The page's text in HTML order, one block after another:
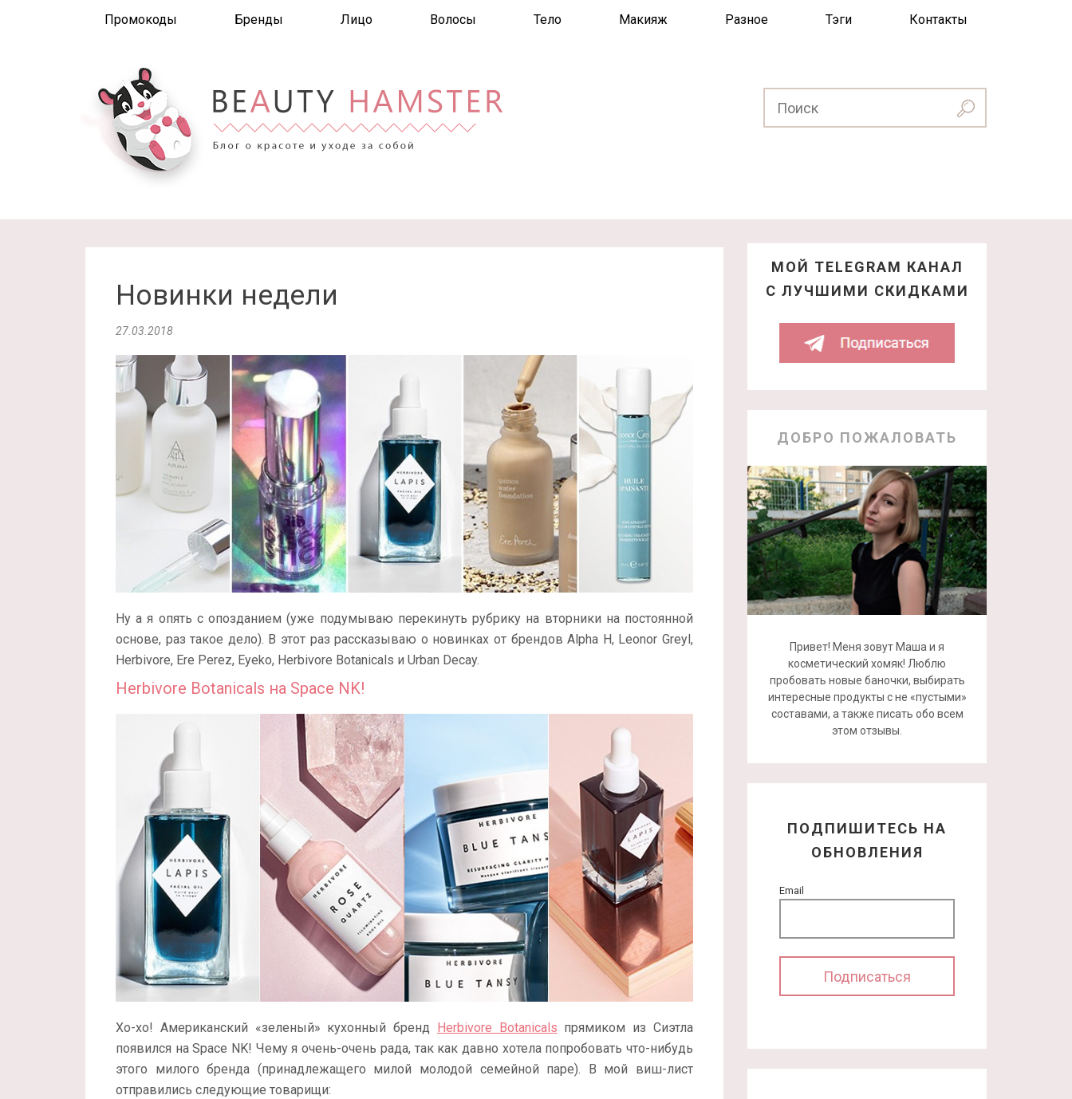
Промокоды Бренды Лицо Волосы Тело Макияж Разное Тэги Контакты
Новинки недели
27.03.2018
Ну а я опять с опозданием (уже подумываю перекинуть рубрику на вторники на постоянной
основе, раз такое дело). В этот раз рассказываю о новинках от брендов Alpha H, Leonor Greyl,
Herbivore, Ere Perez, Eyeko, Herbivore Botanicals и Urban Decay.
Herbivore Botanicals на Space NK!
Хо-хо! Американский «зеленый» кухонный бренд Herbivore Botanicals прямиком из Сиэтла
появился на Space NK! Чему я очень-очень рада, так как давно хотела попробовать что-нибудь
этого милого бренда (принадлежащего милой молодой семейной паре). В мой виш-лист
отправились следующие товарищи:
МОЙ TELEGRAM КАНАЛ
С ЛУЧШИМИ СКИДКАМИ
ДОБРО ПОЖАЛОВАТЬ
Привет! Меня зовут Маша и я
косметический хомяк! Люблю
пробовать новые баночки, выбирать
интересные продукты с не «пустыми»
составами, а также писать обо всем
этом отзывы.
ПОДПИШИТЕСЬ НА
ОБНОВЛЕНИЯ
Email